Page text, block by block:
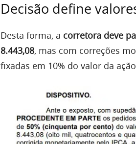
Decisão define
Desta forma, a corretora deve
8.443,08, mas com correções
fixadas em 10% do valor da